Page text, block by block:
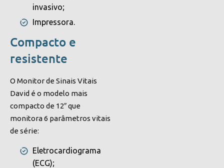
invasivo;
Impressora.
Compacto e
resistente
O Monitor de Sinais Vitais
David é o modelo mais
compacto de 12″ que
monitora 6 parâmetros vitais
de série:
Eletrocardiograma
(ECG);